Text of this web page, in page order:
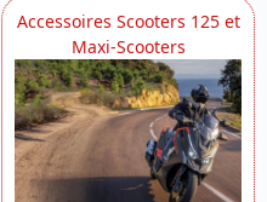
Accessoires Scooters 125 et
Maxi-Scooters